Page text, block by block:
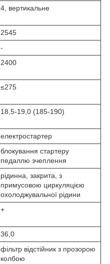
4, вертикальне
2545
-
2400
≤275
18,5-19,0 (185-190)
електростартер
блокування стартеру
педаллю зчеплення
рідинна, закрита, з
примусовою циркуляцією
охолоджувальної рідини
+
36,0
фільтр відстійник з прозорою
колбою